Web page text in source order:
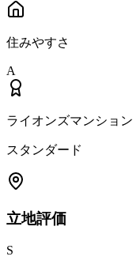
住みやすさ
A
ライオンズマンション
スタンダード
立地評価
S